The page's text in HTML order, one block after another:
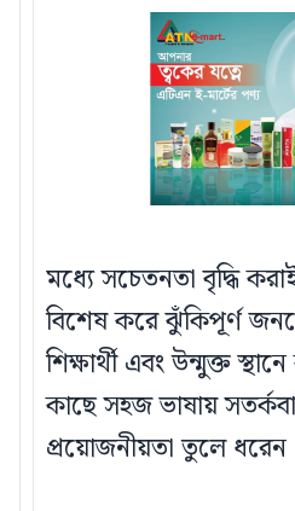
মধ্যে সচেতনতা বৃদ্ধি
বিশেষ করে ঝুঁকিপূর্ণ
শিক্ষার্থী এবং উন্মুক্ত
কাছে সহজ ভাষায়
প্রয়োজনীয়তা তুলে